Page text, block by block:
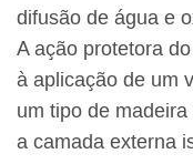
difusão de água e
A ação protetora
à aplicação de um
um tipo de
a camada externa